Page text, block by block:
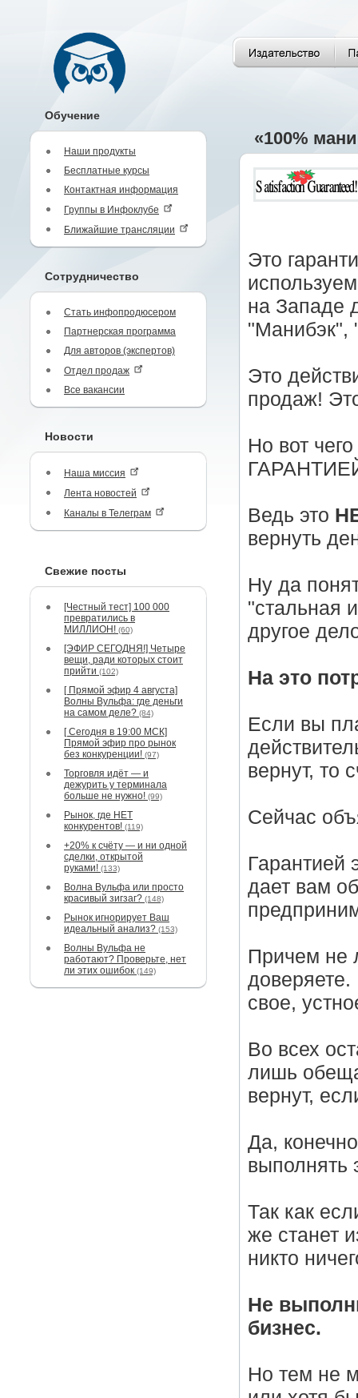
Обучение
Наши продукты
Бесплатные курсы
Контактная информация
Группы в Инфоклубе
Ближайшие трансляции
Сотрудничество
Стать инфопродюсером
Партнерская программа
Для авторов (экспертов)
Отдел продаж
Все вакансии
Новости
Наша миссия
Лента новостей
Каналы в Телеграм
Свежие посты
[Честный тест] 100 000
превратились в
МИЛЛИОН! (60)
[ЭФИР СЕГОДНЯ!] Четыре
вещи, ради которых стоит
прийти (102)
[ Прямой эфир 4 августа]
Волны Вульфа: где деньги
на самом деле? (84)
[ Сегодня в 19:00 МСК]
Прямой эфир про рынок
без конкуренции! (97)
Торговля идёт — и
дежурить у терминала
больше не нужно! (99)
Рынок, где НЕТ
конкурентов! (119)
+20% к счёту — и ни одной
сделки, открытой
руками! (133)
Волна Вульфа или просто
красивый зигзаг? (148)
Рынок игнорирует Ваш
идеальный анализ? (153)
Волны Вульфа не
работают? Проверьте, нет
ли этих ошибок (149)
«100%
Это
на Западе
"Манибэк",
Это
продаж!
Но вот
Ведь это
вернуть
Ну да
"стальная
другое
На это
Если вы
вернут, то
Сейчас
Гарантией
дает вам
Причем не
доверяете.
свое,
Во всех
лишь
вернут,
Да,
выполнять
Так как
же станет
никто
Не
бизнес.
Но тем не